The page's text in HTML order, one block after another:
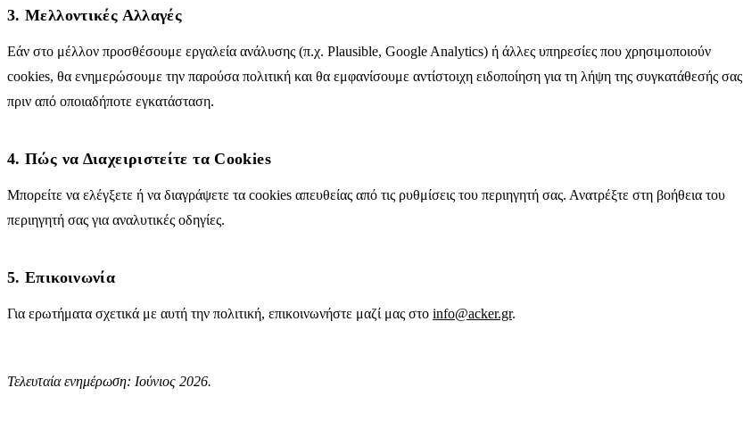
3. Μελλοντικές Αλλαγές
Εάν στο μέλλον προσθέσουμε εργαλεία ανάλυσης (π.χ. Plausible, Google Analytics) ή άλλες υπηρεσίες που χρησιμοποιούν
cookies, θα ενημερώσουμε την παρούσα πολιτική και θα εμφανίσουμε αντίστοιχη ειδοποίηση για τη λήψη της συγκατάθεσής σας
πριν από οποιαδήποτε εγκατάσταση.
4. Πώς να Διαχειριστείτε τα Cookies
Μπορείτε να ελέγξετε ή να διαγράψετε τα cookies απευθείας από τις ρυθμίσεις του περιηγητή σας. Ανατρέξτε στη βοήθεια του
περιηγητή σας για αναλυτικές οδηγίες.
5. Επικοινωνία
Για ερωτήματα σχετικά με αυτή την πολιτική, επικοινωνήστε μαζί μας στο info@acker.gr.
Τελευταία ενημέρωση: Ιούνιος 2026.